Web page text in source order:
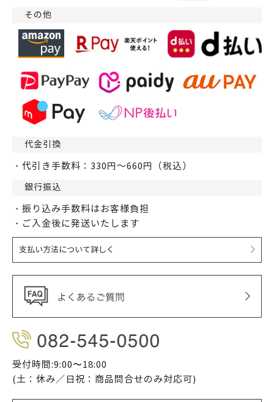
その他
代金引換
・代引き手数料：330円～660円（税込）
銀行振込
・振り込み手数料はお客様負担
・ご入金後に発送いたします
支払い方法について詳しく
受付時間:9:00〜18:00
(土：休み／日祝：商品問合せのみ対応可)